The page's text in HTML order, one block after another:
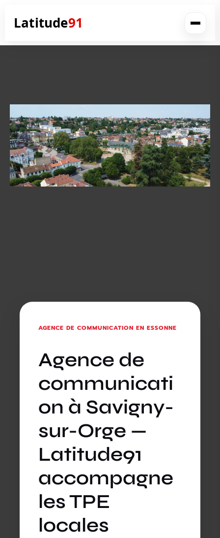
Latitude91
AGENCE DE COMMUNICATION EN ESSONNE
Agence de
communicati
on à Savigny-
sur-Orge —
Latitude91
accompagne
les TPE
locales